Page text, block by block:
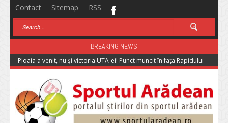
Contact Sitemap RSS
BREAKING NEWS
Ploaia a venit, nu și victoria UTA-ei! Punct muncit în fața Rapidului